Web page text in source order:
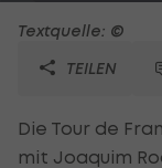
Textquelle: ©
TEILEN
Die Tour de
mit Joaquim